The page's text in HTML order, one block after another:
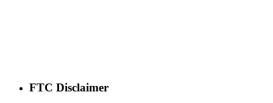
FTC Disclaimer